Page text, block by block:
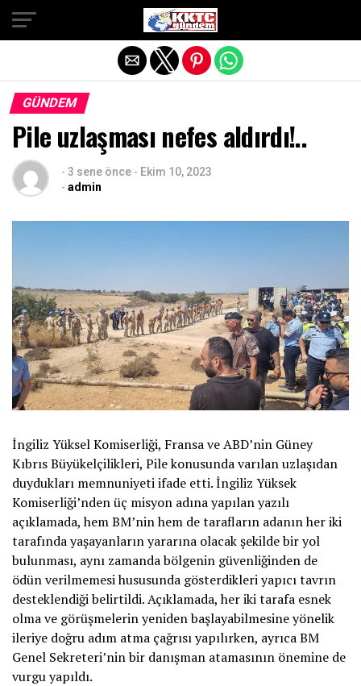
GÜNDEM
Pile uzlaşması nefes aldırdı!..
- 3 sene önce - Ekim 10, 2023
- admin
İngiliz Yüksel Komiserliği, Fransa ve ABD’nin Güney
Kıbrıs Büyükelçilikleri, Pile konusunda varılan uzlaşıdan
duydukları memnuniyeti ifade etti. İngiliz Yüksek
Komiserliği’nden üç misyon adına yapılan yazılı
açıklamada, hem BM’nin hem de tarafların adanın her iki
tarafında yaşayanların yararına olacak şekilde bir yol
bulunması, aynı zamanda bölgenin güvenliğinden de
ödün verilmemesi hususunda gösterdikleri yapıcı tavrın
desteklendiği belirtildi. Açıklamada, her iki tarafa esnek
olma ve görüşmelerin yeniden başlayabilmesine yönelik
ileriye doğru adım atma çağrısı yapılırken, ayrıca BM
Genel Sekreteri’nin bir danışman atamasının önemine de
vurgu yapıldı.
Exit mobile version